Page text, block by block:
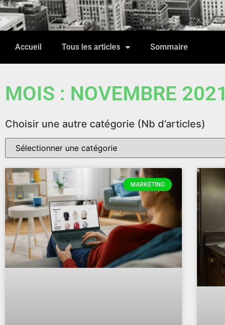
Accueil Tous les articles Sommaire
MOIS : NOVEMBRE 2021
Choisir une autre catégorie (Nb d’articles)
MARKETING